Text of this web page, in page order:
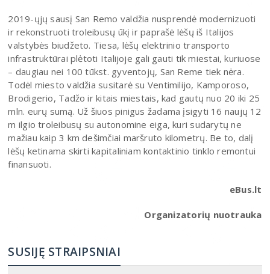
2019-ųjų sausį San Remo valdžia nusprendė modernizuoti
ir rekonstruoti troleibusų ūkį ir paprašė lėšų iš Italijos
valstybės biudžeto. Tiesa, lėšų elektrinio transporto
infrastruktūrai plėtoti Italijoje gali gauti tik miestai, kuriuose
– daugiau nei 100 tūkst. gyventojų, San Reme tiek nėra.
Todėl miesto valdžia susitarė su Ventimilijo, Kamporoso,
Brodigerio, Tadžo ir kitais miestais, kad gautų nuo 20 iki 25
mln. eurų sumą. Už šiuos pinigus žadama įsigyti 16 naujų 12
m ilgio troleibusų su autonomine eiga, kuri sudarytų ne
mažiau kaip 3 km dešimčiai maršruto kilometrų. Be to, dalį
lėšų ketinama skirti kapitaliniam kontaktinio tinklo remontui
finansuoti.
eBus.lt
Organizatorių nuotrauka
SUSIJĘ STRAIPSNIAI